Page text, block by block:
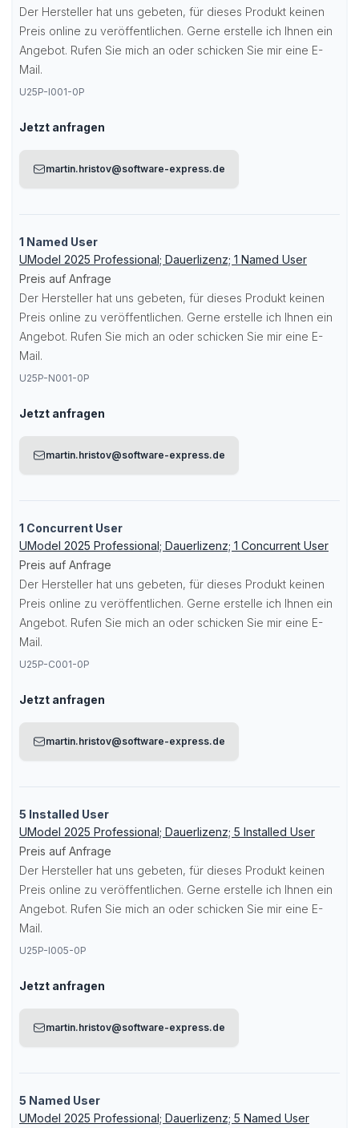
Der Hersteller hat uns gebeten, für dieses Produkt keinen
Preis online zu veröffentlichen. Gerne erstelle ich Ihnen ein
Angebot. Rufen Sie mich an oder schicken Sie mir eine E-
Mail.
U25P-I001-0P
Jetzt anfragen
martin.hristov@software-express.de
1 Named User
UModel 2025 Professional; Dauerlizenz; 1 Named User
Preis auf Anfrage
Der Hersteller hat uns gebeten, für dieses Produkt keinen
Preis online zu veröffentlichen. Gerne erstelle ich Ihnen ein
Angebot. Rufen Sie mich an oder schicken Sie mir eine E-
Mail.
U25P-N001-0P
Jetzt anfragen
martin.hristov@software-express.de
1 Concurrent User
UModel 2025 Professional; Dauerlizenz; 1 Concurrent User
Preis auf Anfrage
Der Hersteller hat uns gebeten, für dieses Produkt keinen
Preis online zu veröffentlichen. Gerne erstelle ich Ihnen ein
Angebot. Rufen Sie mich an oder schicken Sie mir eine E-
Mail.
U25P-C001-0P
Jetzt anfragen
martin.hristov@software-express.de
5 Installed User
UModel 2025 Professional; Dauerlizenz; 5 Installed User
Preis auf Anfrage
Der Hersteller hat uns gebeten, für dieses Produkt keinen
Preis online zu veröffentlichen. Gerne erstelle ich Ihnen ein
Angebot. Rufen Sie mich an oder schicken Sie mir eine E-
Mail.
U25P-I005-0P
Jetzt anfragen
martin.hristov@software-express.de
5 Named User
UModel 2025 Professional; Dauerlizenz; 5 Named User